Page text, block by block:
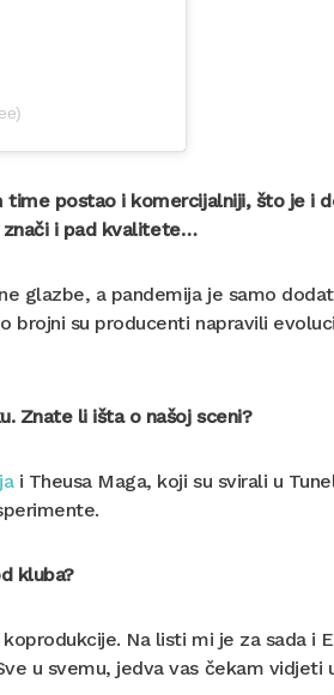
postao i komercijalniji, što je i
i pad kvalitete…
glazbe, a pandemija je samo
brojni su producenti napravili
Znate li išta o našoj sceni?
i Theusa Maga, koji su svirali u
kluba?
Na listi mi je za sada i
u svemu, jedva vas čekam vidjeti